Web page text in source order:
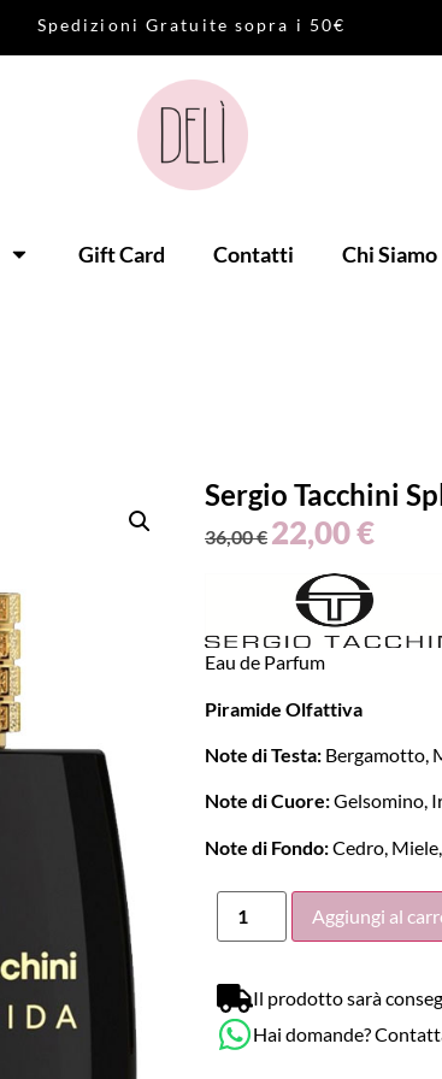
Sped izi on i Gratu ite sopra i 50€
Gift Card Contatti Chi Siamo
Sergio Tacchini
36,00€ 22,00€
Eau de Parfum
Piramide Olfattiva
Note di Testa: Bergamotto,
Note di Cuore:Gelsomino,
Note di Fondo:Cedro,
Aggiungi al
Il prodotto sarà
Hai domande?